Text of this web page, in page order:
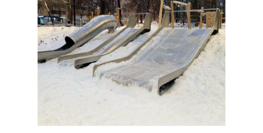
С вами свяжется Ирина
из конструкторского отдела